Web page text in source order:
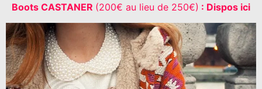
Boots CASTANER (200€ au lieu de 250€) : Dispos ici